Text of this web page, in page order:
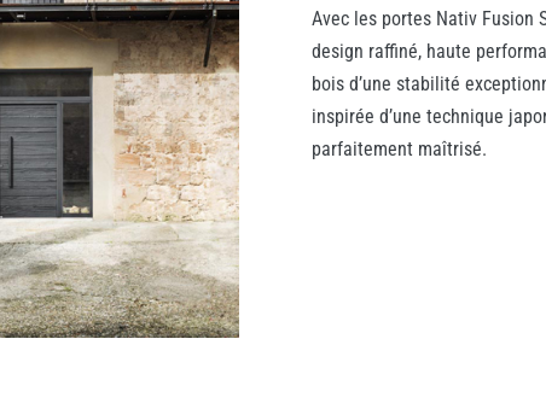
Avec les portes Nativ Fusion
design raffiné, haute
bois d’une stabilité
inspirée d’une technique
parfaitement maîtrisé.